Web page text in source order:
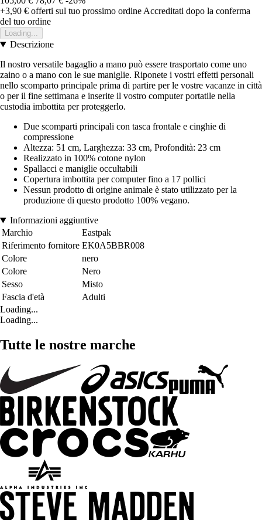
+3,90 € offerti sul tuo prossimo ordine Accreditati dopo la conferma
del tuo ordine
Loading...
Descrizione
Il nostro versatile bagaglio a mano può essere trasportato come uno
zaino o a mano con le sue maniglie. Riponete i vostri effetti personali
nello scomparto principale prima di partire per le vostre vacanze in città
o per il fine settimana e inserite il vostro computer portatile nella
custodia imbottita per proteggerlo.
Due scomparti principali con tasca frontale e cinghie di
compressione
Altezza: 51 cm, Larghezza: 33 cm, Profondità: 23 cm
Realizzato in 100% cotone nylon
Spallacci e maniglie occultabili
Copertura imbottita per computer fino a 17 pollici
Nessun prodotto di origine animale è stato utilizzato per la
produzione di questo prodotto 100% vegano.
Informazioni aggiuntive
Marchio
Eastpak
Riferimento fornitore EK0A5BBR008
Colore
nero
Colore
Nero
Sesso
Misto
Fascia d'età
Adulti
Loading...
Loading...
Tutte le nostre marche